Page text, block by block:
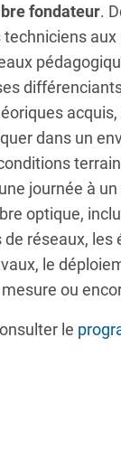
fondateur.
dans un
journée à
optique,
réseaux, les
le
ou
le